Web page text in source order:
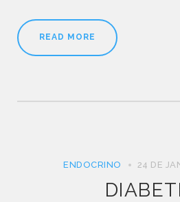
READ MORE
ENDOCRINO 24 DE